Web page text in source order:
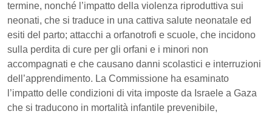
termine, nonché l’impatto della violenza riproduttiva sui
neonati, che si traduce in una cattiva salute neonatale ed
esiti del parto; attacchi a orfanotrofi e scuole, che incidono
sulla perdita di cure per gli orfani e i minori non
accompagnati e che causano danni scolastici e interruzioni
dell’apprendimento. La Commissione ha esaminato
l’impatto delle condizioni di vita imposte da Israele a Gaza
che si traducono in mortalità infantile prevenibile,